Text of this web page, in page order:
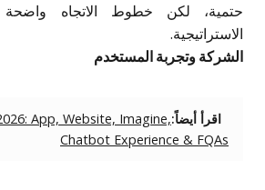
حتمية، لكن خطوط الاتجاه واضحة
الاستراتيجية.
الشركة وتجربة المستخدم
اقرأ أيضاً:App, Website, Imagine,
Chatbot Experience & FQAs